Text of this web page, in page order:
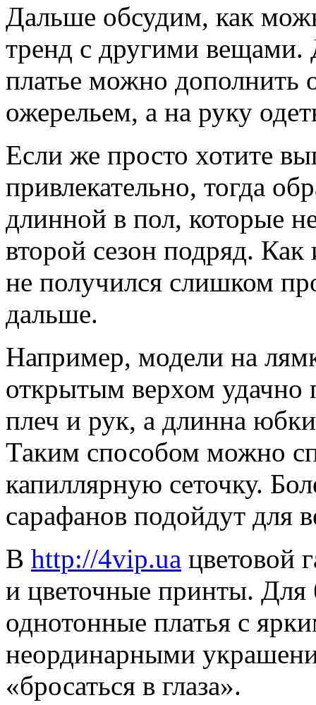
Дальше обсудим, как
тренд с другими вещами.
платье можно дополнить
ожерельем, а на руку
Если же просто хотите
привлекательно, тогда
длинной в пол, которые
второй сезон подряд.
не получился слишком
дальше.
Например, модели на
открытым верхом удачно
плеч и рук, а длинна
Таким способом можно
капиллярную сеточку.
сарафанов подойдут для
В http://4vip.ua цветовой
и цветочные принты. Для
однотонные платья с
неординарными
«бросаться в глаза».